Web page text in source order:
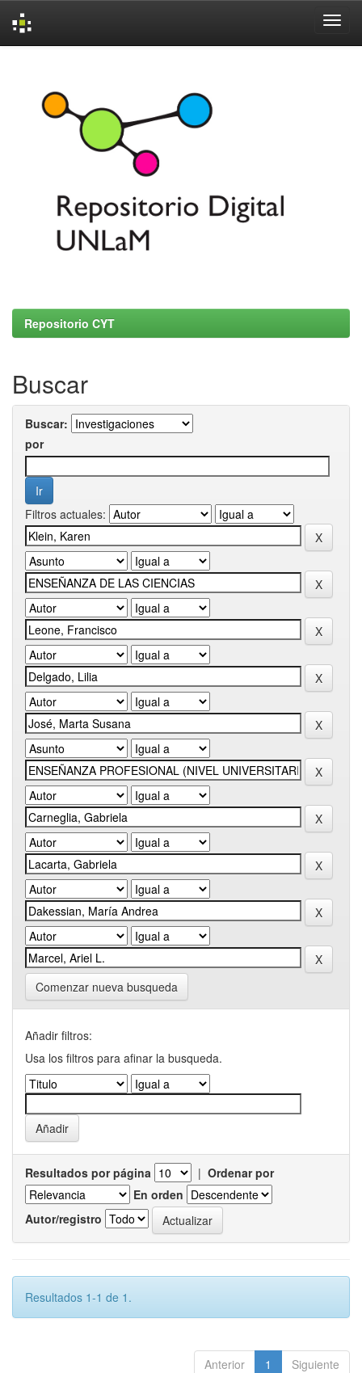
Repositorio CYT
Buscar
Buscar:
por
Filtros actuales:
Comenzar nueva busqueda
Añadir filtros:
Usa los filtros para afinar la busqueda.
Resultados por página | Ordenar por
En orden
Autor/registro
Resultados 1-1 de 1.
Anterior 1 Siguiente